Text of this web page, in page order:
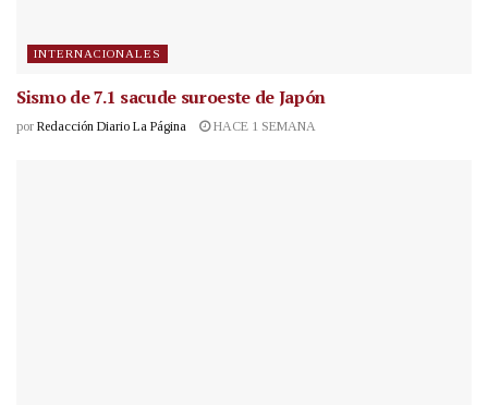
INTERNACIONALES
Sismo de 7.1 sacude suroeste de Japón
por Redacción Diario La Página HACE 1 SEMANA